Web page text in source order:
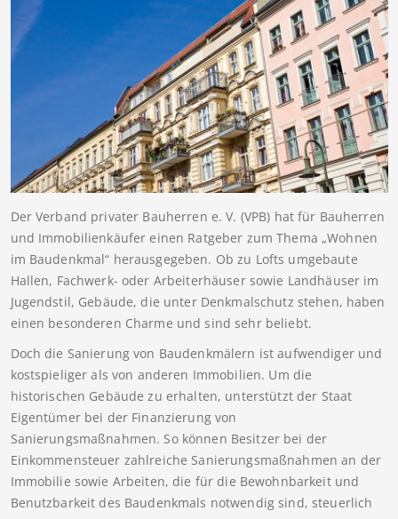
Der Verband privater Bauherren e. V. (VPB) hat für Bauherren
und Immobilienkäufer einen Ratgeber zum Thema „Wohnen
im Baudenkmal“ herausgegeben. Ob zu Lofts umgebaute
Hallen, Fachwerk- oder Arbeiterhäuser sowie Landhäuser im
Jugendstil, Gebäude, die unter Denkmalschutz stehen, haben
einen besonderen Charme und sind sehr beliebt.
Doch die Sanierung von Baudenkmälern ist aufwendiger und
kostspieliger als von anderen Immobilien. Um die
historischen Gebäude zu erhalten, unterstützt der Staat
Eigentümer bei der Finanzierung von
Sanierungsmaßnahmen. So können Besitzer bei der
Einkommensteuer zahlreiche Sanierungsmaßnahmen an der
Immobilie sowie Arbeiten, die für die Bewohnbarkeit und
Benutzbarkeit des Baudenkmals notwendig sind, steuerlich